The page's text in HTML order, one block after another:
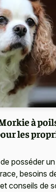
à
les
posséder
besoins
conseils de